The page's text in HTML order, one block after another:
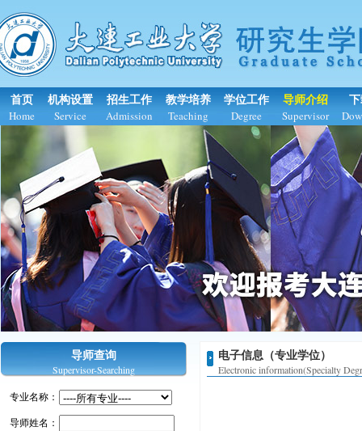
首页
Home
机构设置
Service
招生工作
Admission
教学培养
Teaching
学位工作
Degree
导师介绍
Supervisor
导师查询
Supervisor-Searching
专业名称：
导师姓名：
电子信息（专业学位）
Electronic information(Specialty